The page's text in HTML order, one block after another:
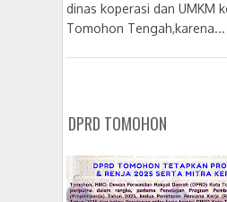
dinas koperasi dan UMKM
Tomohon Tengah,karena...
DPRD TOMOHON